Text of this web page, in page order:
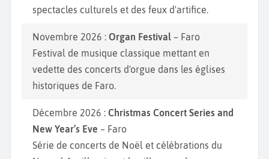
spectacles culturels et des feux d'artifice.
Novembre 2026 : Organ Festival – Faro
Festival de musique classique mettant en
vedette des concerts d'orgue dans les églises
historiques de Faro.
Décembre 2026 : Christmas Concert Series and
New Year’s Eve – Faro
Série de concerts de Noël et célébrations du